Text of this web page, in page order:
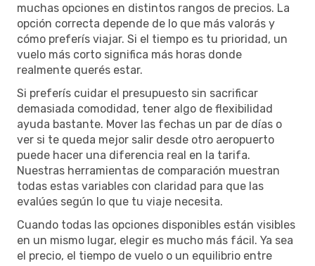
muchas opciones en distintos rangos de precios. La
opción correcta depende de lo que más valorás y
cómo preferís viajar. Si el tiempo es tu prioridad, un
vuelo más corto significa más horas donde
realmente querés estar.
Si preferís cuidar el presupuesto sin sacrificar
demasiada comodidad, tener algo de flexibilidad
ayuda bastante. Mover las fechas un par de días o
ver si te queda mejor salir desde otro aeropuerto
puede hacer una diferencia real en la tarifa.
Nuestras herramientas de comparación muestran
todas estas variables con claridad para que las
evalúes según lo que tu viaje necesita.
Cuando todas las opciones disponibles están visibles
en un mismo lugar, elegir es mucho más fácil. Ya sea
el precio, el tiempo de vuelo o un equilibrio entre